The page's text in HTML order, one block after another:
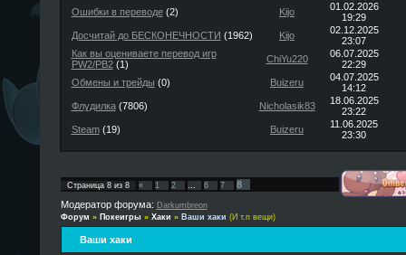
Ошибки в переводе(2) Kijo
01.02.2026
19:29
Досчитай до БЕСКОНЕЧНОСТИ (1962) Kijo
02.12.2025
23:07
Как вы оцениваете перевод игр
PW2/PB2(1) ChiYu220
06.07.2025
22:29
Обмены и трейды (0) Buizeru
04.07.2025
14:12
Флудилка(7806) Nicholasik83
18.06.2025
23:22
Steam(19) Buizeru
11.06.2025
23:30
Страница 8из 8 « 1 2 … 6 7
8
Модератор форума: Darkumbreon
Форум » Покеигры » Хаки » Ваши хаки (И т.п вещи)
Ваши хаки